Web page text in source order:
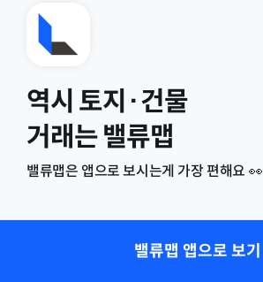
역시 토지·건물
거래는 밸류맵
밸류맵은 앱으로 보시는게 가장 편해요 👀
밸류맵 앱으로 보기